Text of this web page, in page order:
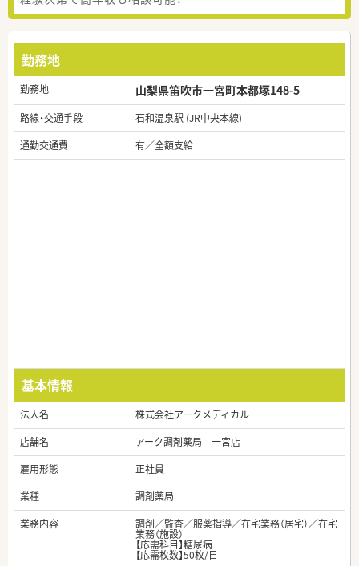
勤務地
勤務地 山梨県笛吹市一宮町本都塚148-5
路線・交通手段
石和温泉駅 (JR中央本線)
通勤交通費
有／全額支給
基本情報
法人名
株式会社アークメディカル
店舗名
アーク調剤薬局 一宮店
雇用形態
正社員
業種
調剤薬局
業務内容
調剤／監査／服薬指導／在宅業務（居宅）／在宅
業務（施設）
【応需科目】糖尿病
【応需枚数】50枚/日